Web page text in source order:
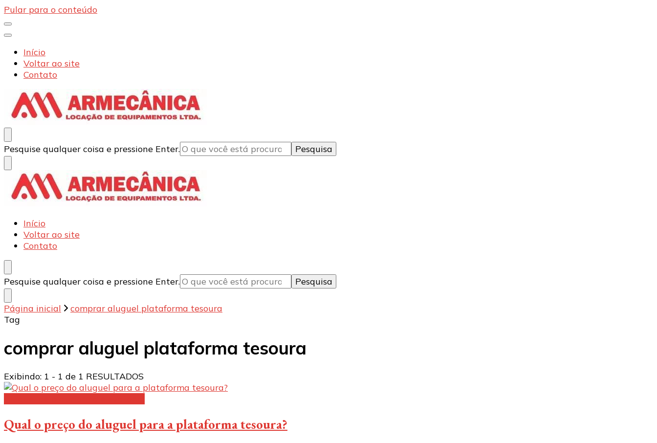
Pular para o conteúdo
Início
Voltar ao site
Contato
Armecânica
Blog
Procurando
algo?
Pesquise qualquer coisa e pressione Enter.
Armecânica
Blog
Início
Voltar ao site
Contato
Procurando
algo?
Pesquise qualquer coisa e pressione Enter.
Página inicial
comprar aluguel plataforma tesoura
Tag
comprar aluguel plataforma tesoura
Exibindo: 1 - 1 de 1 RESULTADOS
Qual o preço do aluguel para a plataforma tesoura?